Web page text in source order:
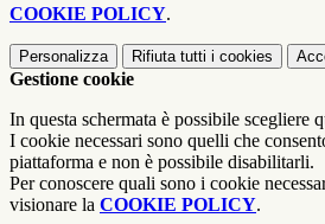
COOKIE POLICY.
Personalizza Rifiuta tutti i cookies
Gestione cookie
In questa schermata è possibile scegliere
I cookie necessari sono quelli che
piattaforma e non è possibile disabilitarli.
Per conoscere quali sono i cookie
visionare la COOKIE POLICY.